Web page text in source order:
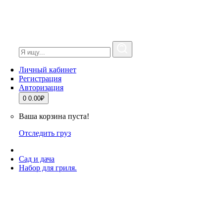
Личный кабинет
Регистрация
Авторизация
0 0.00₽
Ваша корзина пуста!
Отследить груз
Сад и дача
Набор для гриля.